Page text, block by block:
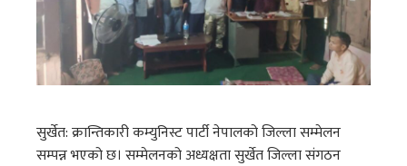
सुर्खेत: क्रान्तिकारी कम्युनिस्ट पार्टी नेपालको जिल्ला सम्मेलन
सम्पन्न भएको छ। सम्मेलनको अध्यक्षता सुर्खेत जिल्ला संगठन